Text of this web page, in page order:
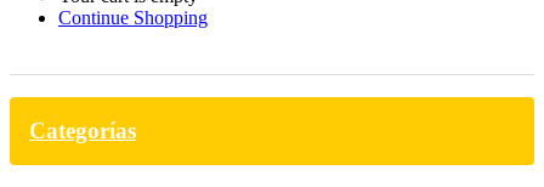
Continue Shopping
Categorías